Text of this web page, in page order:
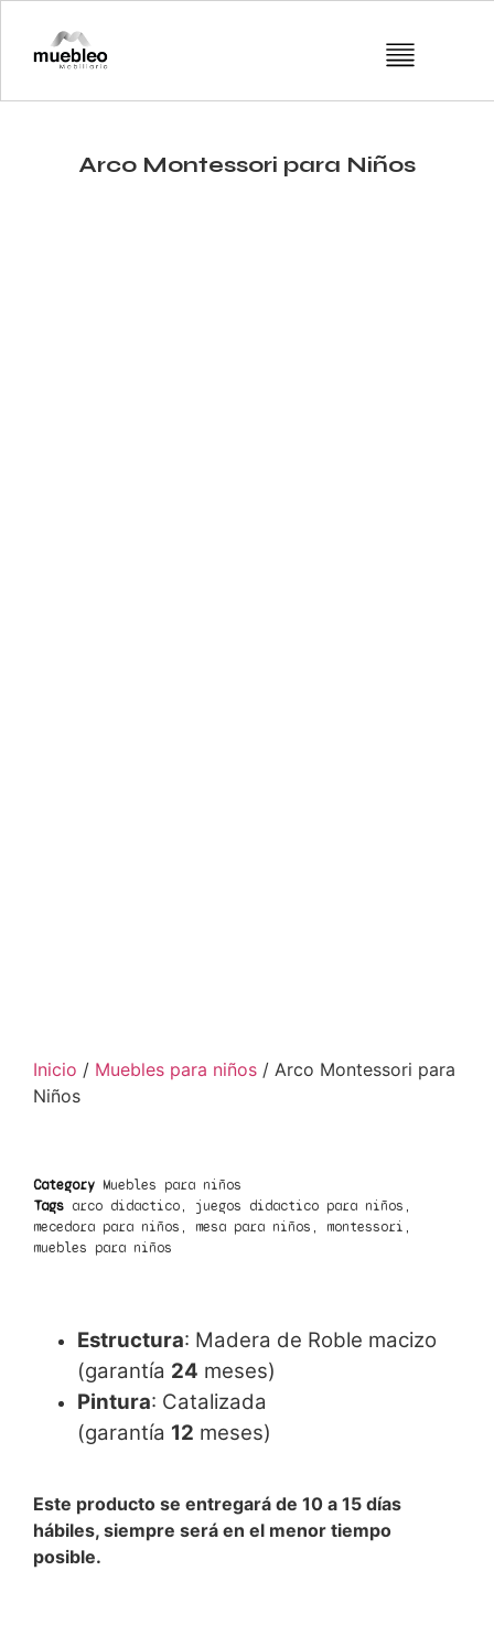
Arco Montessori para Niños
Inicio / Muebles para niños / Arco Montessori para
Niños
Category Muebles para niños
Tags arco didactico, juegos didactico para niños ,
mecedora para niños , mesa para niños , montessori ,
muebles para niños
Estructura: Madera de Roble macizo
(garantía 24 meses)
Pintura: Catalizada
(garantía 12 meses)
Este producto se entregará de 10 a 15 días
hábiles, siempre será en el menor tiempo
posible.